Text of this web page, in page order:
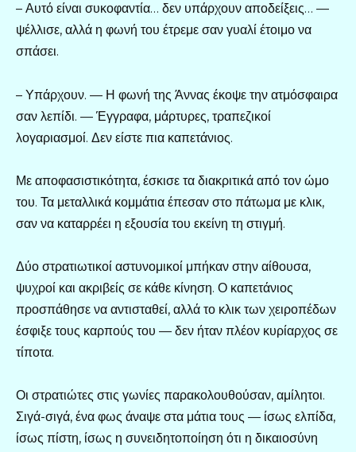
– Αυτό είναι συκοφαντία… δεν υπάρχουν αποδείξεις… —
ψέλλισε, αλλά η φωνή του έτρεμε σαν γυαλί έτοιμο να
σπάσει.
– Υπάρχουν. — Η φωνή της Άννας έκοψε την ατμόσφαιρα
σαν λεπίδι. — Έγγραφα, μάρτυρες, τραπεζικοί
λογαριασμοί. Δεν είστε πια καπετάνιος.
Με αποφασιστικότητα, έσκισε τα διακριτικά από τον ώμο
του. Τα μεταλλικά κομμάτια έπεσαν στο πάτωμα με κλικ,
σαν να καταρρέει η εξουσία του εκείνη τη στιγμή.
Δύο στρατιωτικοί αστυνομικοί μπήκαν στην αίθουσα,
ψυχροί και ακριβείς σε κάθε κίνηση. Ο καπετάνιος
προσπάθησε να αντισταθεί, αλλά το κλικ των χειροπέδων
έσφιξε τους καρπούς του — δεν ήταν πλέον κυρίαρχος σε
τίποτα.
Οι στρατιώτες στις γωνίες παρακολουθούσαν, αμίλητοι.
Σιγά-σιγά, ένα φως άναψε στα μάτια τους — ίσως ελπίδα,
ίσως πίστη, ίσως η συνειδητοποίηση ότι η δικαιοσύνη